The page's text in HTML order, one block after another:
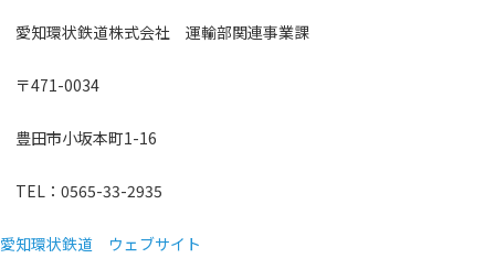
愛知環状鉄道株式会社 運輸部関連事業課
〒471-0034
豊田市小坂本町1-16
TEL：0565-33-2935
愛知環状鉄道 ウェブサイト